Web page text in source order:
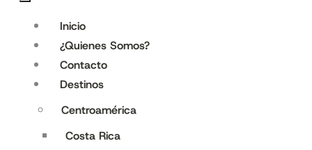
Inicio
¿Quienes Somos?
Contacto
Destinos
Centroamérica
Costa Rica